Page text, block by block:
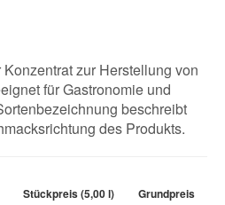
zur Herstellung von
für Gastronomie und
beschreibt
des Produkts.
Stückpreis (5,00 l) Grundpreis